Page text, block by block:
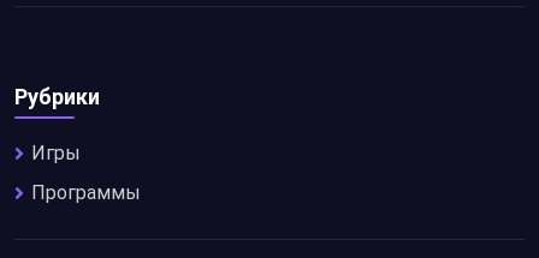
Рубрики
Игры
Программы